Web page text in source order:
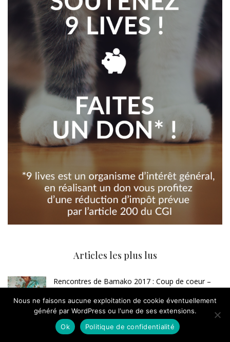
Articles les plus lus
Rencontres de Bamako 2017 : Coup de coeur –
125.6k views
La photographie post-mortem, une tradition
disparue
Nous ne faisons aucune exploitation de cookie éventuellement
généré par WordPress ou l'une de ses extensions.
Ok
Politique de confidentialité